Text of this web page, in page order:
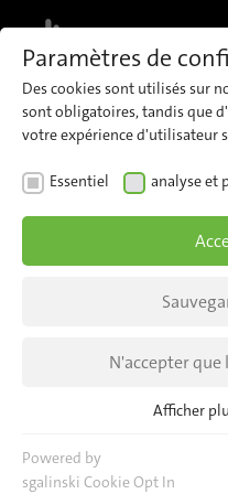
Vue d'ensemble Utilisations
Paramètres de
Des cookies sont utilisés sur
sont obligatoires, tandis que
votre expérience d'utilisateur
Essentiel analyse et
N'accepter que
Les cookies essentiels sont
base du site web. Cela
Afficher
Powered by
sgalinski Cookie Opt In